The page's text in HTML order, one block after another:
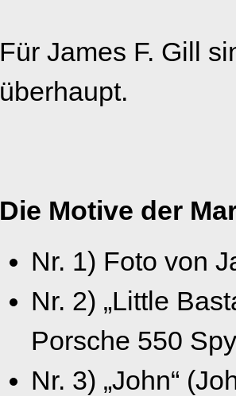
Für James F. Gill
überhaupt.
Die Motive der
Nr. 1) Foto von
Nr. 2) „Little
Porsche 550
Nr. 3) „John“